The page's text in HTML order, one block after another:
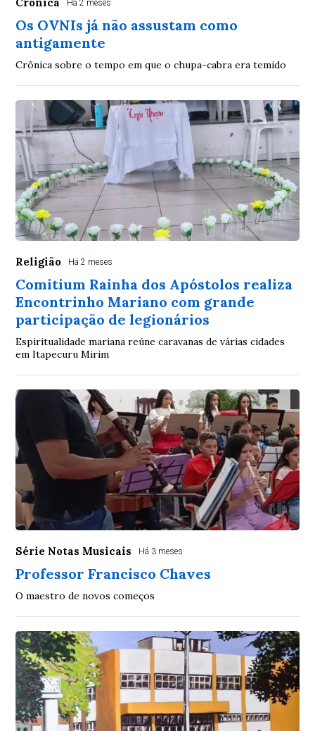
Crônica Há 2 meses
Os OVNIs já não assustam como
antigamente
Crônica sobre o tempo em que o chupa-cabra era temido
Religião Há 2 meses
Comitium Rainha dos Apóstolos realiza
Encontrinho Mariano com grande
participação de legionários
Espiritualidade mariana reúne caravanas de várias cidades
em Itapecuru Mirim
Série Notas Musicais Há 3 meses
Professor Francisco Chaves
O maestro de novos começos